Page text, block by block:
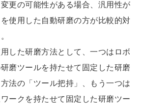
更の可能性がある場合、汎用性が
使用した自動研磨の方が比較的対
した研磨方法として、一つはロボ
磨ツールを持たせて固定した研磨
法の「ツール把持」、もう一つは
ークを持たせて固定した研磨ツー